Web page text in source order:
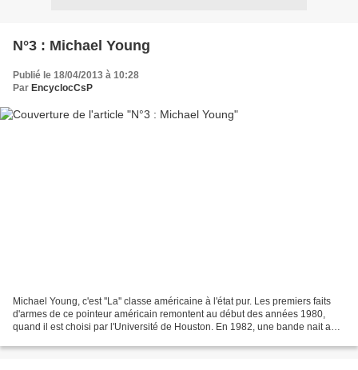
N°3 : Michael Young
Publié le 18/04/2013 à 10:28
Par EncyclocCsP
Michael Young, c'est ''La'' classe américaine à l'état pur. Les premiers faits
d'armes de ce pointeur américain remontent au début des années 1980,
quand il est choisi par l'Université de Houston. En 1982, une bande nait au